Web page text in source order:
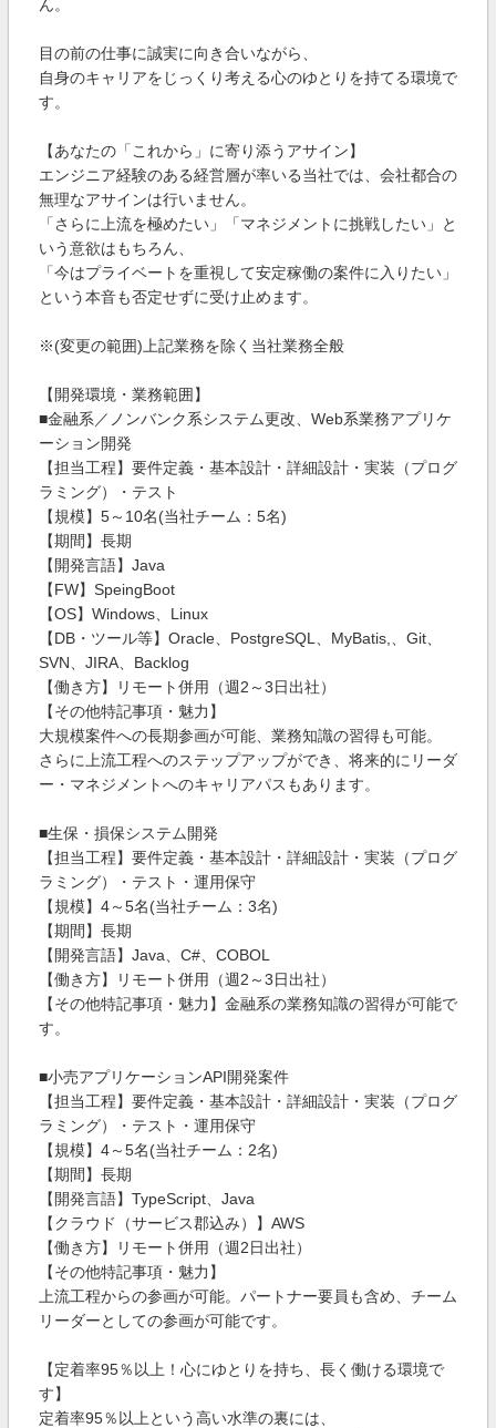
ん。
目の前の仕事に誠実に向き合いながら、
自身のキャリアをじっくり考える心のゆとりを持てる環境で
す。
【あなたの「これから」に寄り添うアサイン】
エンジニア経験のある経営層が率いる当社では、会社都合の
無理なアサインは行いません。
「さらに上流を極めたい」「マネジメントに挑戦したい」と
いう意欲はもちろん、
「今はプライベートを重視して安定稼働の案件に入りたい」
という本音も否定せずに受け止めます。
※(変更の範囲)上記業務を除く当社業務全般
【開発環境・業務範囲】
■金融系／ノンバンク系システム更改、Web系業務アプリケ
ーション開発
【担当工程】要件定義・基本設計・詳細設計・実装（プログ
ラミング）・テスト
【規模】5～10名(当社チーム：5名)
【期間】長期
【開発言語】Java
【FW】SpeingBoot
【OS】Windows、Linux
【DB・ツール等】Oracle、PostgreSQL、MyBatis,、Git、
SVN、JIRA、Backlog
【働き方】リモート併用（週2～3日出社）
【その他特記事項・魅力】
大規模案件への長期参画が可能、業務知識の習得も可能。
さらに上流工程へのステップアップができ、将来的にリーダ
ー・マネジメントへのキャリアパスもあります。
■生保・損保システム開発
【担当工程】要件定義・基本設計・詳細設計・実装（プログ
ラミング）・テスト・運用保守
【規模】4～5名(当社チーム：3名)
【期間】長期
【開発言語】Java、C#、COBOL
【働き方】リモート併用（週2～3日出社）
【その他特記事項・魅力】金融系の業務知識の習得が可能で
す。
■小売アプリケーションAPI開発案件
【担当工程】要件定義・基本設計・詳細設計・実装（プログ
ラミング）・テスト・運用保守
【規模】4～5名(当社チーム：2名)
【期間】長期
【開発言語】TypeScript、Java
【クラウド（サービス郡込み）】AWS
【働き方】リモート併用（週2日出社）
【その他特記事項・魅力】
上流工程からの参画が可能。パートナー要員も含め、チーム
リーダーとしての参画が可能です。
【定着率95％以上！心にゆとりを持ち、長く働ける環境で
す】
定着率95％以上という高い水準の裏には、